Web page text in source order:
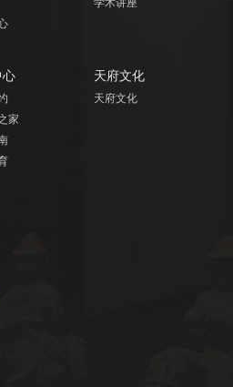
学术讲座
心
家
天府文化
天府文化